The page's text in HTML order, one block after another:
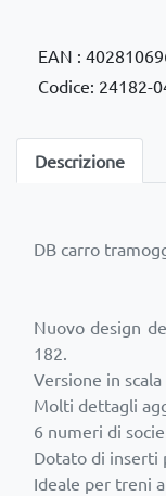
EAN :
Codice: 24182-
Descrizione
DB carro
Nuovo design
182.
Versione in scala
Molti dettagli
6 numeri di
Dotato di inserti
Ideale per treni a